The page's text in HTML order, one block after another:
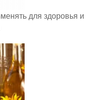
для здоровья и